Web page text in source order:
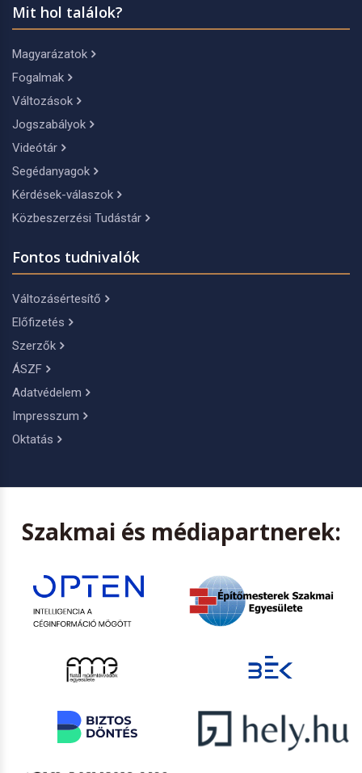
Mit hol találok?
Magyarázatok
Fogalmak
Változások
Jogszabályok
Videótár
Segédanyagok
Kérdések-válaszok
Közbeszerzési Tudástár
Fontos tudnivalók
Változásértesítő
Előfizetés
Szerzők
ÁSZF
Adatvédelem
Impresszum
Oktatás
Szakmai és médiapartnerek: